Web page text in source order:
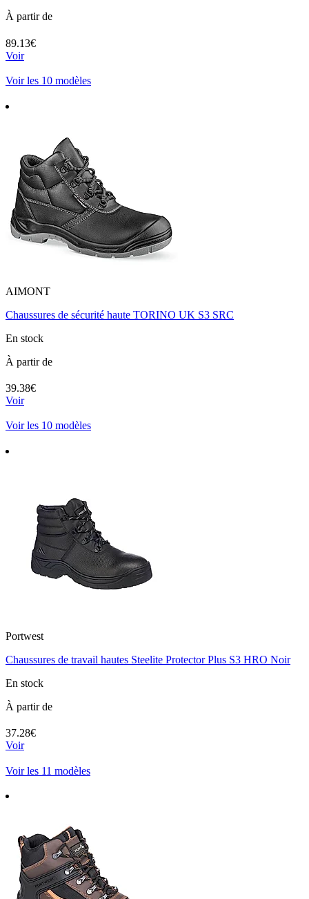
À partir de
89.13€
Voir
Voir les 10 modèles
AIMONT
Chaussures de sécurité haute TORINO UK S3 SRC
En stock
À partir de
39.38€
Voir
Voir les 10 modèles
Portwest
Chaussures de travail hautes Steelite Protector Plus S3 HRO Noir
En stock
À partir de
37.28€
Voir
Voir les 11 modèles